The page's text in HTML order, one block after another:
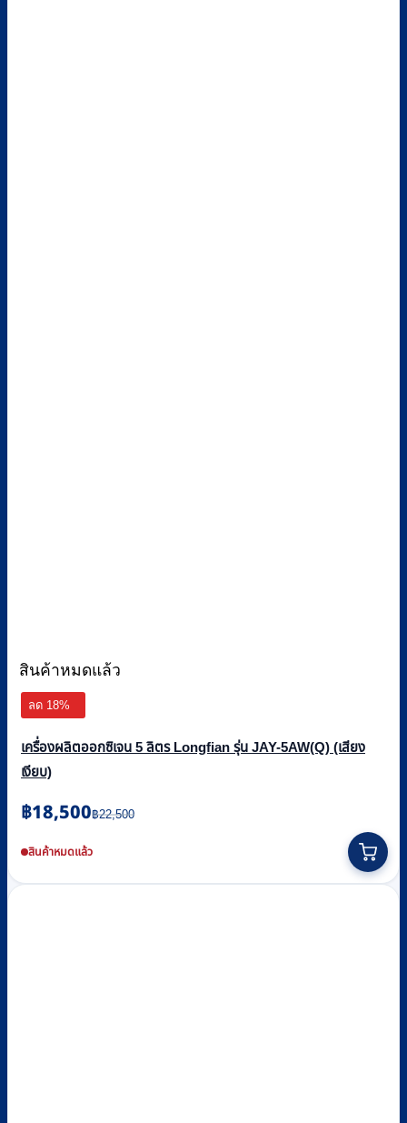
สินค้าหมดแล้ว
ลด 18%
เครื่องผลิตออกซิเจน 5 ลิตร Longfian รุ่น JAY-5AW(Q) (เสียง
เงียบ)
฿22,500
Original
price
was:
฿18,500
Current
price
is:สินค้าหมดแล้ว